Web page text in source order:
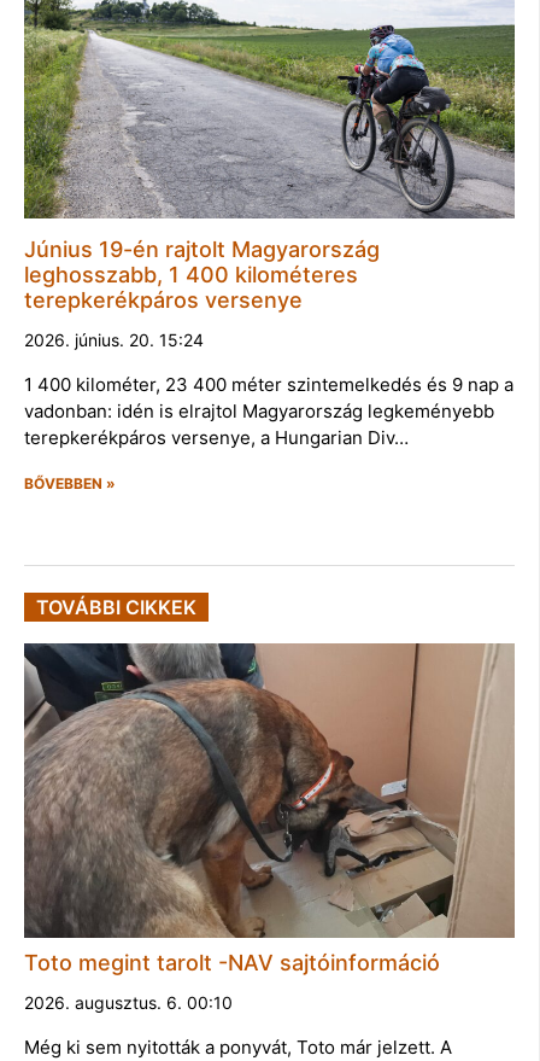
Június 19-én rajtolt Magyarország
leghosszabb, 1 400 kilométeres
terepkerékpáros versenye
2026. június. 20. 15:24
1 400 kilométer, 23 400 méter szintemelkedés és 9 nap a
vadonban: idén is elrajtol Magyarország legkeményebb
terepkerékpáros versenye, a Hungarian Div…
BŐVEBBEN »
TOVÁBBI CIKKEK
Toto megint tarolt -NAV sajtóinformáció
2026. augusztus. 6. 00:10
Még ki sem nyitották a ponyvát, Toto már jelzett. A